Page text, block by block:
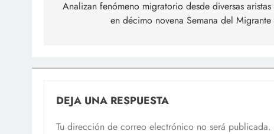
de
entradas
Analizan fenómeno migratorio desde diversas aristas
en décimo novena Semana del Migrante
DEJA UNA RESPUESTA
Tu dirección de correo electrónico no será publicada.